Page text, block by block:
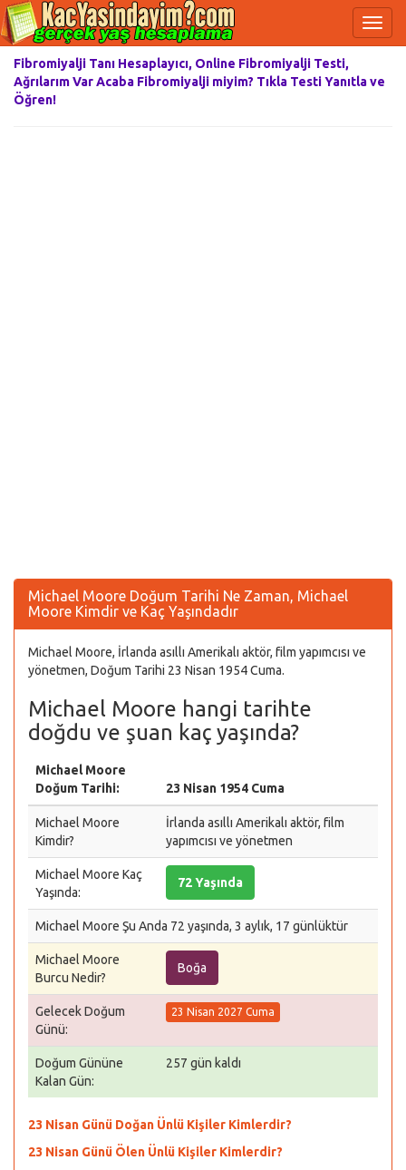
Fibromiyalji Tanı Hesaplayıcı, Online Fibromiyalji Testi,
Ağrılarım Var Acaba Fibromiyalji miyim? Tıkla Testi Yanıtla ve
Öğren!
Michael Moore Doğum Tarihi Ne Zaman, Michael
Moore Kimdir ve Kaç Yaşındadır
Michael Moore, İrlanda asıllı Amerikalı aktör, film yapımcısı ve
yönetmen, Doğum Tarihi 23 Nisan 1954 Cuma.
Michael Moore hangi tarihte
doğdu ve şuan kaç yaşında?
Michael Moore
Doğum Tarihi:
23 Nisan 1954 Cuma
Michael Moore
Kimdir?
İrlanda asıllı Amerikalı aktör, film
yapımcısı ve yönetmen
Michael Moore Kaç
Yaşında:
72 Yaşında
Michael Moore Şu Anda 72 yaşında, 3 aylık, 17 günlüktür
Michael Moore
Burcu Nedir?
Boğa
Gelecek Doğum
Günü:
23 Nisan 2027 Cuma
Doğum Gününe
Kalan Gün:
257 gün kaldı
23 Nisan Günü Doğan Ünlü Kişiler Kimlerdir?
23 Nisan Günü Ölen Ünlü Kişiler Kimlerdir?